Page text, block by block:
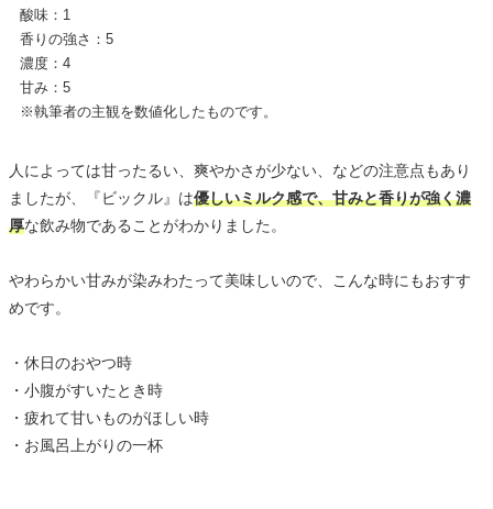
酸味：1
香りの強さ：5
濃度：4
甘み：5
※執筆者の主観を数値化したものです。
人によっては甘ったるい、爽やかさが少ない、などの注意点もあり
ましたが、『ビックル』は優しいミルク感で、甘みと香りが強く濃
厚な飲み物であることがわかりました。
やわらかい甘みが染みわたって美味しいので、こんな時にもおすす
めです。
・休日のおやつ時
・小腹がすいたとき時
・疲れて甘いものがほしい時
・お風呂上がりの一杯